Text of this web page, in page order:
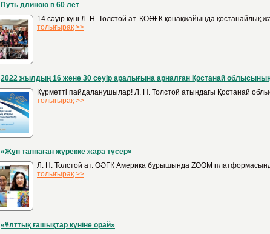
Путь длиною в 60 лет
14 сәуір күні Л. Н. Толстой ат. ҚОӘҒК қонақжайында
толығырақ >>
2022 жылдың 16 және 30 сәуір аралығына арналған Қостанай
Құрметті пайдаланушылар! Л. Н. Толстой атындағы Қостанай
толығырақ >>
«Жұп таппаған жүрекке жара түсер»
Л. Н. Толстой ат. ОӘҒК Америка бұрышында ZOOM
толығырақ >>
«Ұлттық ғашықтар күніне орай»